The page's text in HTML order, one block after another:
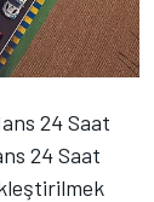
24 Saat
24 Saat